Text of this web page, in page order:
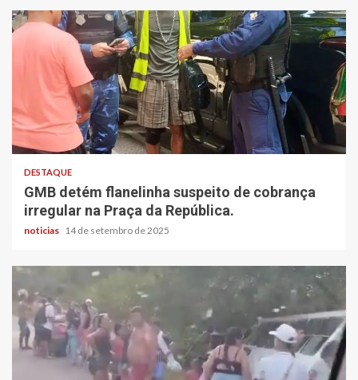
DESTAQUE
GMB detém flanelinha suspeito de cobrança
irregular na Praça da República.
noticias 14 de setembro de 2025